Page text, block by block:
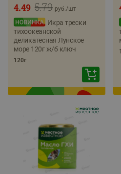
5.79
4.49 руб./шт
Икра трески
тихоокеанской
деликатесная Лунское
море 120г ж/б ключ
120г